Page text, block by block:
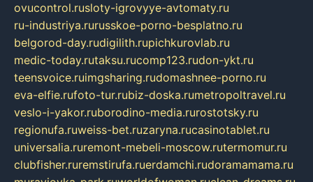
ovucontrol.rusloty-igrovyye-avtomaty.ru
ru-industriya.rurusskoe-porno-besplatno.ru
belgorod-day.rudigilith.rupichkurovlab.ru
medic-today.rutaksu.rucomp123.rudon-ykt.ru
teensvoice.ruimgsharing.rudomashnee-porno.ru
eva-elfie.rufoto-tur.rubiz-doska.rumetropoltravel.ru
veslo-i-yakor.ruborodino-media.rurostotsky.ru
regionufa.ruweiss-bet.ruzaryna.rucasinotablet.ru
universalia.ruremont-mebeli-moscow.rutermomur.ru
clubfisher.ruremstirufa.ruerdamchi.rudoramamama.ru